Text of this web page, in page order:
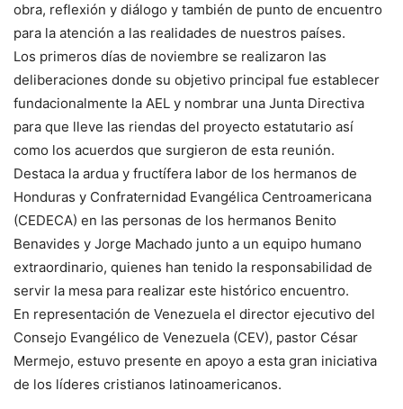
obra, reflexión y diálogo y también de punto de encuentro
para la atención a las realidades de nuestros países.
Los primeros días de noviembre se realizaron las
deliberaciones donde su objetivo principal fue establecer
fundacionalmente la AEL y nombrar una Junta Directiva
para que lleve las riendas del proyecto estatutario así
como los acuerdos que surgieron de esta reunión.
Destaca la ardua y fructífera labor de los hermanos de
Honduras y Confraternidad Evangélica Centroamericana
(CEDECA) en las personas de los hermanos Benito
Benavides y Jorge Machado junto a un equipo humano
extraordinario, quienes han tenido la responsabilidad de
servir la mesa para realizar este histórico encuentro.
En representación de Venezuela el director ejecutivo del
Consejo Evangélico de Venezuela (CEV), pastor César
Mermejo, estuvo presente en apoyo a esta gran iniciativa
de los líderes cristianos latinoamericanos.